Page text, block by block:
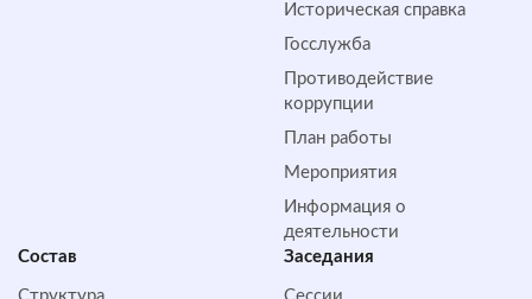
Историческая справка
Госслужба
Противодействие
коррупции
План работы
Мероприятия
Информация о
деятельности
Состав
Заседания